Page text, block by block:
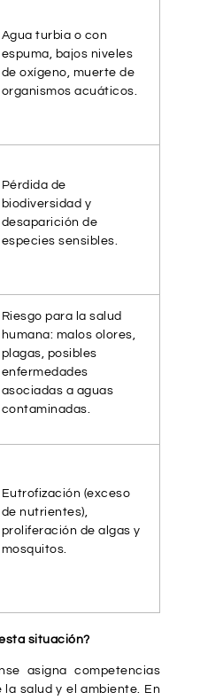
Agua turbia o con
espuma, bajos niveles
de oxígeno, muerte de
organismos acuáticos.
Pérdida de
biodiversidad y
desaparición de
especies sensibles.
Riesgo para la salud
humana: malos olores,
plagas, posibles
enfermedades
asociadas a aguas
contaminadas.
Eutrofización (exceso
de nutrientes),
proliferación de algas y
mosquitos.
situación?
asigna competencias
salud y el ambiente. En